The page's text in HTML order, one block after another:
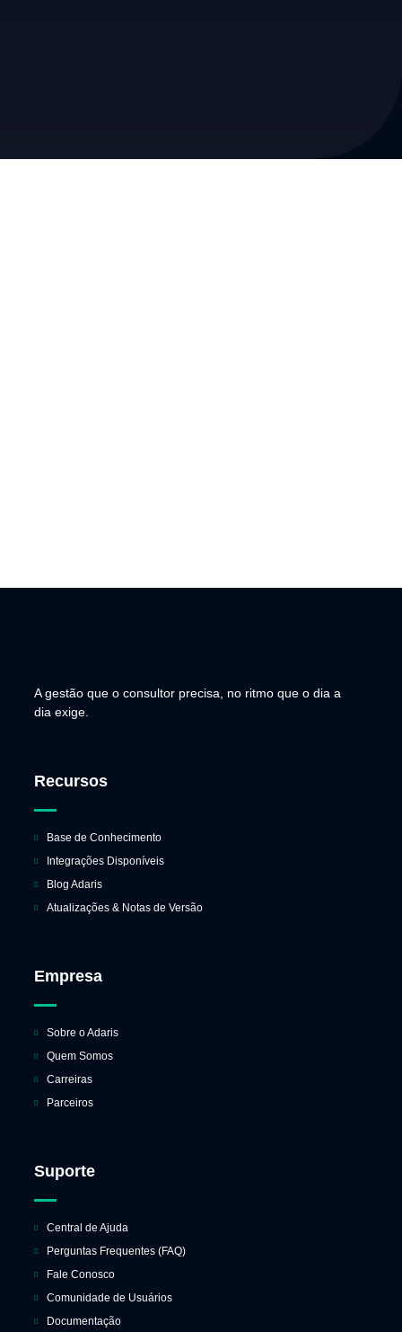
A gestão que o consultor precisa, no ritmo que o dia a
dia exige.
Recursos
Base de Conhecimento
Integrações Disponíveis
Blog Adaris
Atualizações & Notas de Versão
Empresa
Sobre o Adaris
Quem Somos
Carreiras
Parceiros
Suporte
Central de Ajuda
Perguntas Frequentes (FAQ)
Fale Conosco
Comunidade de Usuários
Documentação